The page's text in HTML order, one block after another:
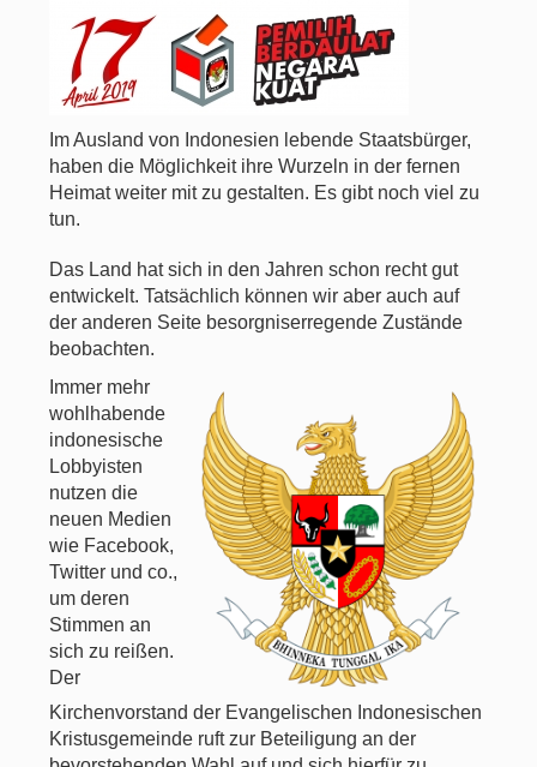
Im Ausland von Indonesien lebende Staatsbürger,
haben die Möglichkeit ihre Wurzeln in der fernen
Heimat weiter mit zu gestalten. Es gibt noch viel zu
tun.
Das Land hat sich in den Jahren schon recht gut
entwickelt. Tatsächlich können wir aber auch auf
der anderen Seite besorgniserregende Zustände
beobachten.
Immer mehr
wohlhabende
indonesische
Lobbyisten
nutzen die
neuen Medien
wie Facebook,
Twitter und co.,
um deren
Stimmen an
sich zu reißen.
Der
Kirchenvorstand der Evangelischen Indonesischen
Kristusgemeinde ruft zur Beteiligung an der